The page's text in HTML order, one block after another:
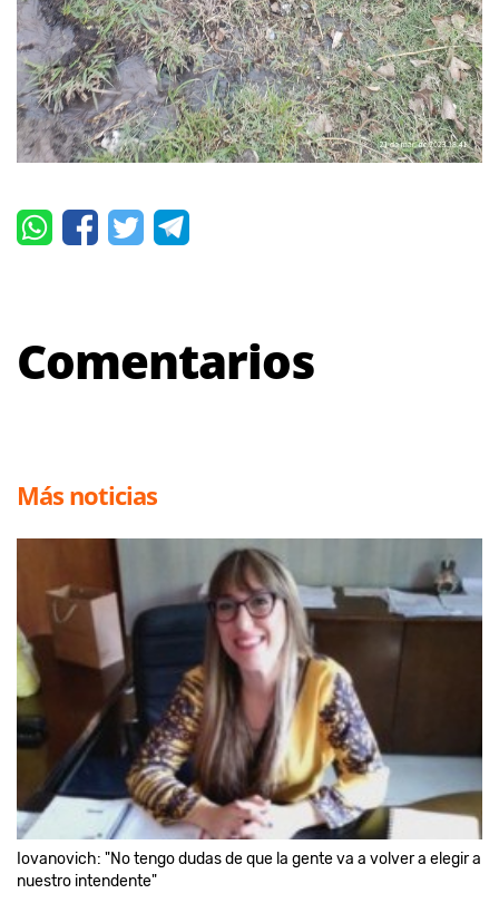
Comentarios
Más noticias
Iovanovich: "No tengo dudas de que la gente va a volver a elegir a
nuestro intendente"